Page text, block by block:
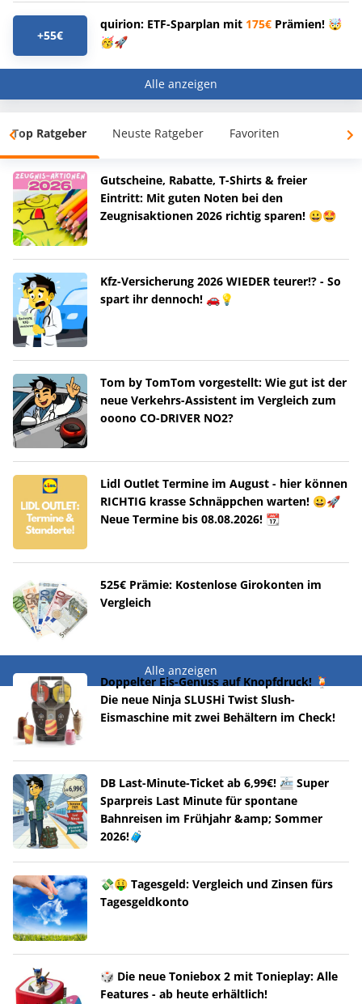
+55€
quirion: ETF-Sparplan mit 175€ Prämien! 🤯
🥳🚀
Alle anzeigen
Top Ratgeber Neuste Ratgeber Favoriten
Gutscheine, Rabatte, T-Shirts & freier
Eintritt: Mit guten Noten bei den
Zeugnisaktionen 2026 richtig sparen! 😀🤩
Kfz-Versicherung 2026 WIEDER teurer!? - So
spart ihr dennoch! 🚗💡
Tom by TomTom vorgestellt: Wie gut ist der
neue Verkehrs-Assistent im Vergleich zum
ooono CO-DRIVER NO2?
Lidl Outlet Termine im August - hier können
RICHTIG krasse Schnäppchen warten! 😀🚀
Neue Termine bis 08.08.2026! 📆
525€ Prämie: Kostenlose Girokonten im
Vergleich
Alle anzeigen
Doppelter Eis-Genuss auf Knopfdruck! 🍹
Die neue Ninja SLUSHi Twist Slush-
Eismaschine mit zwei Behältern im Check!
DB Last-Minute-Ticket ab 6,99€! 🚈 Super
Sparpreis Last Minute für spontane
Bahnreisen im Frühjahr &amp; Sommer
2026!🧳
💸🤑 Tagesgeld: Vergleich und Zinsen fürs
Tagesgeldkonto
🎲 Die neue Toniebox 2 mit Tonieplay: Alle
Features - ab heute erhältlich!